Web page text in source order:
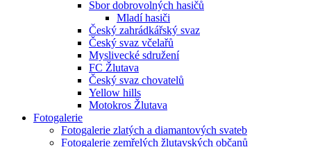
Sbor dobrovolných hasičů
Mladí hasiči
Český zahrádkářský svaz
Český svaz včelařů
Myslivecké sdružení
FC Žlutava
Český svaz chovatelů
Yellow hills
Motokros Žlutava
Fotogalerie
Fotogalerie zlatých a diamantových svateb
Fotogalerie zemřelých žlutavských občanů